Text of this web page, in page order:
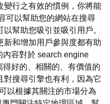
變行之有效的慣例，你將能
可以幫助您的網站在搜尋
幫助您吸引並吸引用戶。
新和增加用戶參與度都有助
容對於 search engine
好的、相關的、有價值的
對搜尋引擎也有利，因為它
以根據其關注的市場分為